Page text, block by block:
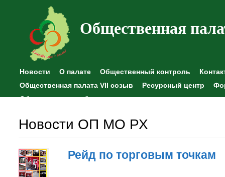
Общественная
Новости О палате Общественный контроль
Общественная палата VII созыв
Ресурсный центр
Общественные наблюдения
Новости ОП МО РХ
Рейд по торговым точкам